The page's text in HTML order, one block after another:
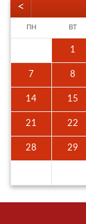
<
ПН ВТ
1
7 8
14 15
21 22
28 29